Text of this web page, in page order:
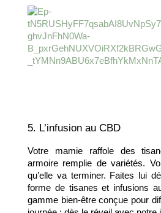
5. L’infusion au CBD
Votre mamie raffole des
armoire remplie de variétés.
qu’elle va terminer. Faites lui
forme de tisanes et infusions
gamme bien-être conçue pour